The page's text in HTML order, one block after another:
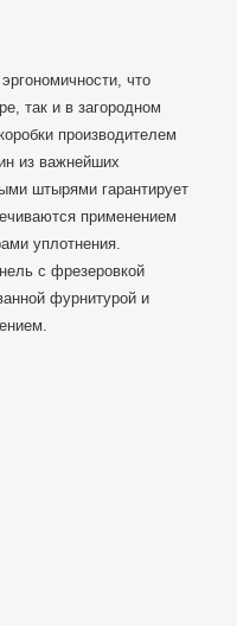
что
так и в загородном
производителем
из важнейших
штырями гарантирует
применением
уплотнения.
с фрезеровкой
фурнитурой и